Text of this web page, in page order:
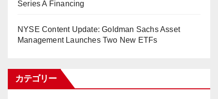
Series A Financing
NYSE Content Update: Goldman Sachs Asset
Management Launches Two New ETFs
カテゴリー